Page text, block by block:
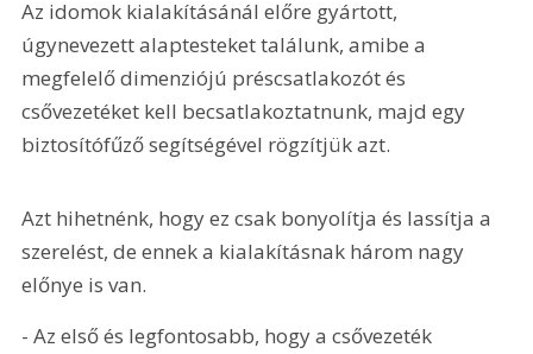
Az idomok kialakításánál előre gyártott,
úgynevezett alaptesteket találunk, amibe a
megfelelő dimenziójú préscsatlakozót és
csővezetéket kell becsatlakoztatnunk, majd egy
biztosítófűző segítségével rögzítjük azt.
Azt hihetnénk, hogy ez csak bonyolítja és lassítja a
szerelést, de ennek a kialakításnak három nagy
előnye is van.
- Az első és legfontosabb, hogy a csővezeték